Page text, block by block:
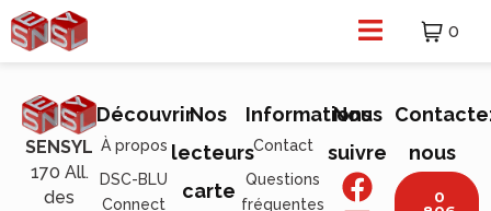
0
SENSYL
170 All.
des
Découvrir
À propos
DSC-BLU
Connect
Nos
lecteurs
carte
Informations
Contact
Questions
fréquentes
Nous
suivre
nous
0